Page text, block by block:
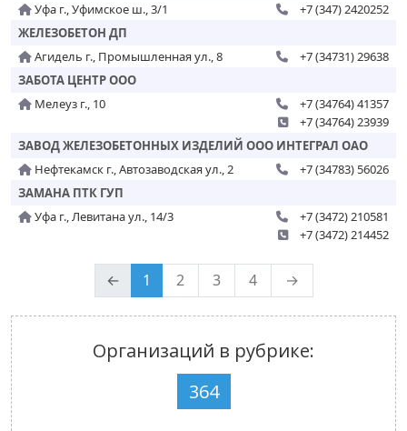
Уфа г., Уфимское ш., 3/1
+7 (347) 2420252
ЖЕЛЕЗОБЕТОН ДП
Агидель г., Промышленная ул., 8
+7 (34731) 29638
ЗАБОТА ЦЕНТР ООО
Мелеуз г., 10
+7 (34764) 41357
+7 (34764) 23939
ЗАВОД ЖЕЛЕЗОБЕТОННЫХ ИЗДЕЛИЙ ООО ИНТЕГРАЛ ОАО
Нефтекамск г., Автозаводская ул., 2
+7 (34783) 56026
ЗАМАНА ПТК ГУП
Уфа г., Левитана ул., 14/3
+7 (3472) 210581
+7 (3472) 214452
← 1 2 3 4 →
Организаций в рубрике:
364